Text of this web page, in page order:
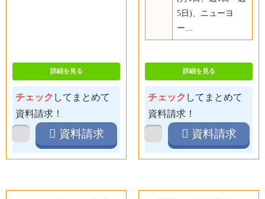
詳細を見る
チェック してまとめて
資料請求！
資料請求
5日)、ニューヨ
ー...
詳細を見る
チェック してまとめて
資料請求！
資料請求